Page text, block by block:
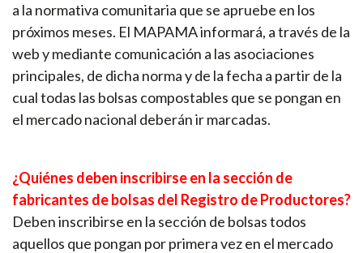
a la normativa comunitaria que se apruebe en los
próximos meses. El MAPAMA informará, a través de la
web y mediante comunicación a las asociaciones
principales, de dicha norma y de la fecha a partir de la
cual todas las bolsas compostables que se pongan en
el mercado nacional deberán ir marcadas.
¿Quiénes deben inscribirse en la sección de
fabricantes de bolsas del Registro de Productores?
Deben inscribirse en la sección de bolsas todos
aquellos que pongan por primera vez en el mercado